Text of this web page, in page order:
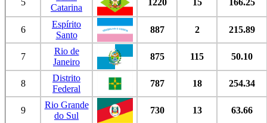
5
Catarina
1220 15 166.25
6
Espírito
Santo
887 2 215.89
7
Rio de
Janeiro
875 115 50.10
8
Distrito
Federal
787 18 254.34
9
Rio Grande
do Sul
730 13 63.66